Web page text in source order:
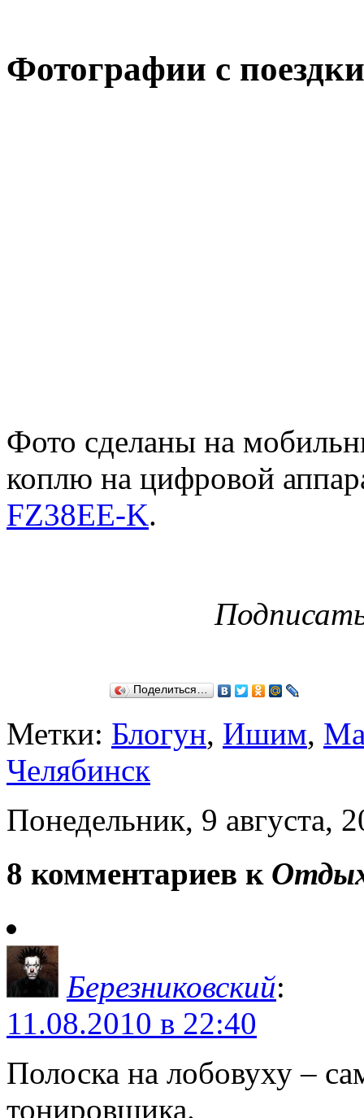
Фотографии с
Фото сделаны на
коплю на цифровой
FZ38EE-K.
Поделиться…
Метки: Блогун, Ишим,
Челябинск
Понедельник, 9 августа,
8 комментариев к
Березниковский:
11.08.2010 в 22:40
Полоска на лобовуху –
тонировщика.